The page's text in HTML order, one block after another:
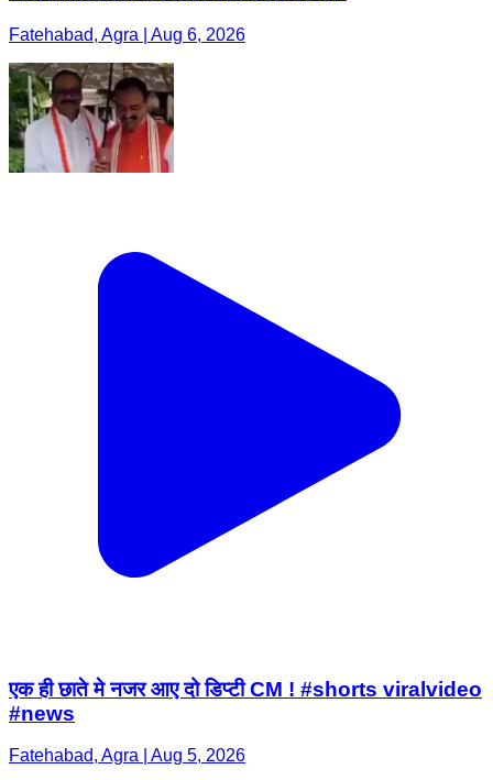
Fatehabad, Agra | Aug 6, 2026
एक ही छाते मे नजर आए दो डिप्टी CM ! #shorts viralvideo
#news
Fatehabad, Agra | Aug 5, 2026